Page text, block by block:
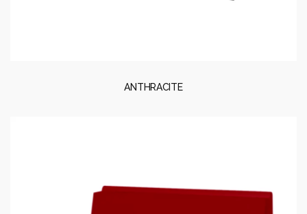
ANTHRACITE